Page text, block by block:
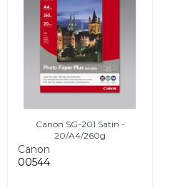
Canon SG-201 Satin -
20/A4/260g
Canon
00544